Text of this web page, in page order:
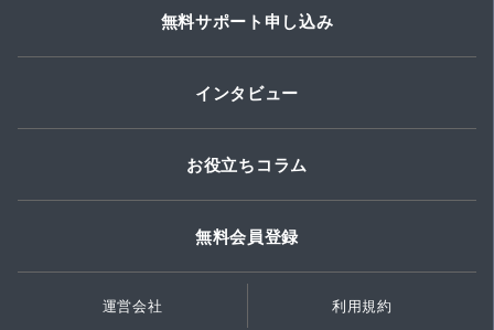
無料サポート申し込み
インタビュー
お役立ちコラム
無料会員登録
運営会社 利用規約